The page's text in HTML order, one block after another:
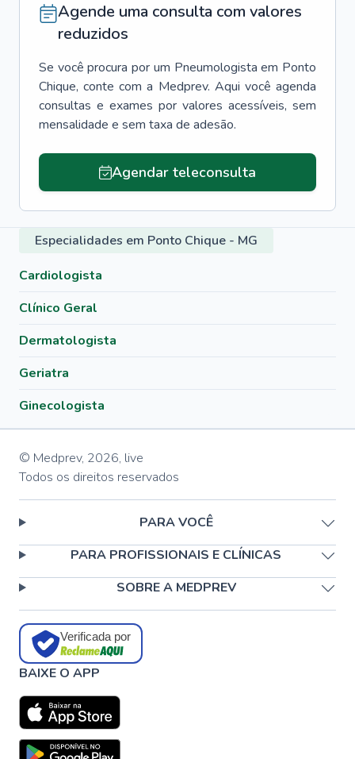
Agende uma consulta com valores
reduzidos
Se você procura por um Pneumologista em Ponto
Chique, conte com a Medprev. Aqui você agenda
consultas e exames por valores acessíveis, sem
mensalidade e sem taxa de adesão.
Agendar teleconsulta
Especialidades em Ponto Chique - MG
Cardiologista
Clínico Geral
Dermatologista
Geriatra
Ginecologista
© Medprev, 2026, live
Todos os direitos reservados
PARA VOCÊ
PARA PROFISSIONAIS E CLÍNICAS
SOBRE A MEDPREV
Verificada por
BAIXE O APP